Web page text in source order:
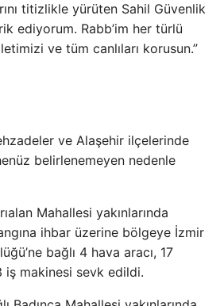
titizlikle yürüten Sahil Güvenlik
ediyorum. Rabb’im her türlü
ve tüm canlıları korusun.”
ve Alaşehir ilçelerinde
üz belirlenemeyen nedenle
ıalan Mahallesi yakınlarında
ihbar üzerine bölgeye İzmir
ğü’ne bağlı 4 hava aracı, 17
iş makinesi sevk edildi.